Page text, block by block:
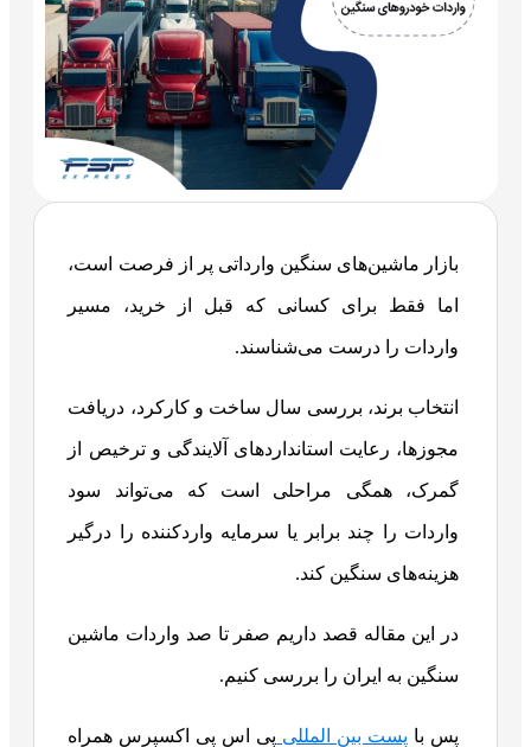
بازار ماشین‌های سنگین وارداتی پر از فرصت است،
اما فقط برای کسانی که قبل از خرید، مسیر
واردات را درست می‌شناسند.
انتخاب برند، بررسی سال ساخت و کارکرد، دریافت
مجوزها، رعایت استانداردهای آلایندگی و ترخیص از
گمرک، همگی مراحلی است که می‌تواند سود
واردات را چند برابر یا سرمایه واردکننده را درگیر
هزینه‌های سنگین کند.
در این مقاله قصد داریم صفر تا صد واردات ماشین
سنگین به ایران را بررسی کنیم.
پس با پست بین المللی پی اس پی اکسپرس همراه